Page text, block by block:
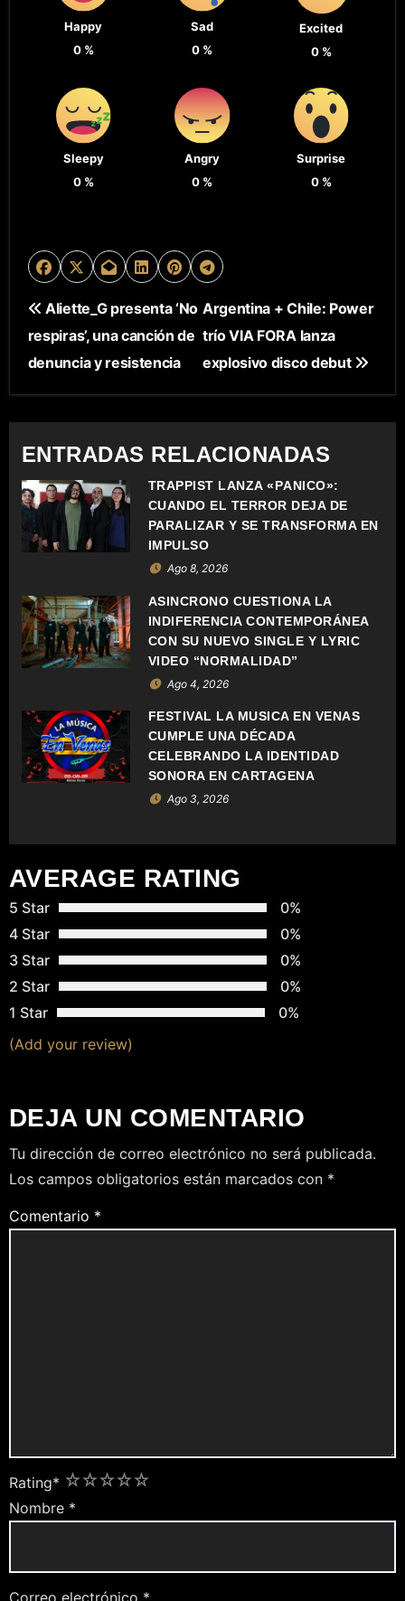
Happy
0%
Sad
0 %
Excited
0%
Sleepy
0%
Angry
0 %
Surprise
0%
N
A
V
E
G
A
C
Ó
N
E
E
N
R
A
D
A
S
Aliette_G presenta ‘No
respiras’, una canción de
denuncia y resistencia
Argentina + Chile: Power
trío VIA FORA lanza
explosivo disco debut
ENTRADAS RELACIONADAS
TRAPPIST LANZA «PÁNICO»:
CUANDO EL TERROR DEJA DE
PARALIZAR Y SE TRANSFORMA EN
IMPULSO
Ago 8, 2026
ASÍNCRONO CUESTIONA LA
INDIFERENCIA CONTEMPORÁNEA
CON SU NUEVO SINGLE Y LYRIC
VIDEO “NORMALIDAD”
Ago 4, 2026
FESTIVAL LA MÚSICA EN VENAS
CUMPLE UNA DÉCADA
CELEBRANDO LA IDENTIDAD
SONORA EN CARTAGENA
Ago 3, 2026
AVERAGE RATING
5 Star
0%
4 Star
0%
3 Star
0%
2 Star
0%
1 Star
0%
(Add your review)
DEJA UN COMENTARIO
Tu dirección de correo electrónico no será publicada.
Los campos obligatorios están marcados con *
Comentario *
Rating* 5
4
3
2
1
Nombre *
Correo electrónico *